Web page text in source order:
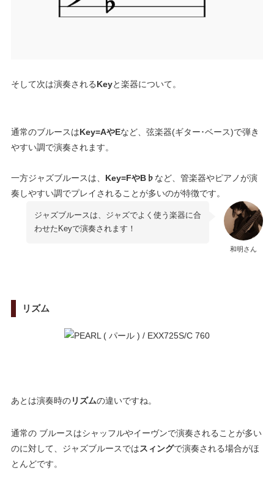
そして次は演奏されるKeyと楽器について。
通常のブルースはKey=AやEなど、弦楽器(ギター･ベース)で弾き
やすい調で演奏されます。
一方ジャズブルースは、 Key=FやB♭ など、管楽器やピアノが演
奏しやすい調でプレイされることが多いのが特徴です。
和明さん
ジャズブルースは、ジャズでよく使う楽器に合
わせたKeyで演奏されます！
リズム
あとは演奏時のリズムの違いですね。
通常の ブルースはシャッフルやイーヴンで演奏されることが多い
のに対して、ジャズブルースではスィングで演奏される場合がほ
とんどです。